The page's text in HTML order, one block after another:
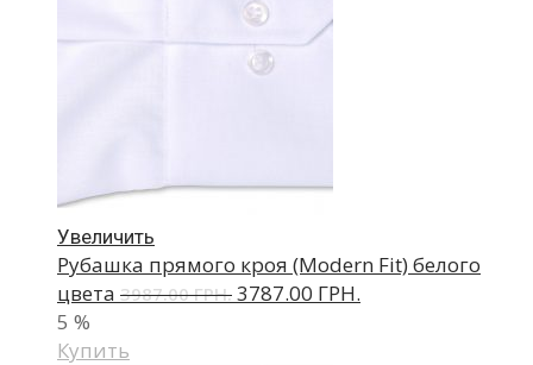
Увеличить
Рубашка прямого кроя (Modern Fit) белого
цвета 3987.00 ГРН. 3787.00 ГРН.
5 %
Купить